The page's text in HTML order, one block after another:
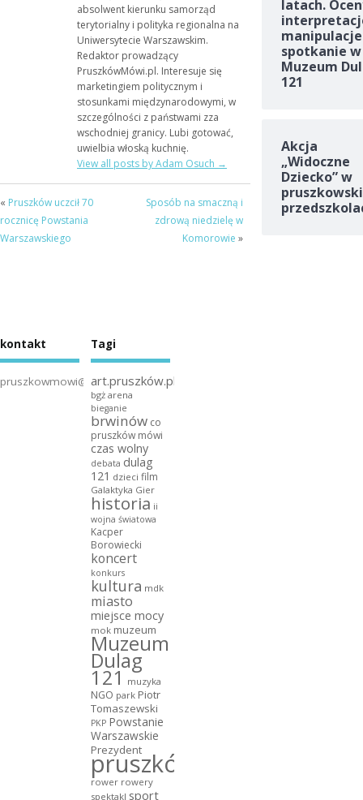
absolwent kierunku samorząd
terytorialny i polityka regionalna na
Uniwersytecie Warszawskim.
Redaktor prowadzący
PruszkówMówi.pl. Interesuje się
marketingiem politycznym i
stosunkami międzynarodowymi, w
szczególności z państwami zza
wschodniej granicy. Lubi gotować,
uwielbia włoską kuchnię.
View all posts by Adam Osuch →
« Pruszków uczcił 70
rocznicę Powstania
Warszawskiego
Sposób na smaczną i
zdrową niedzielę w
Komorowie »
latach.
spotkanie w
Muzeum
121
Akcja
„Widoczne
Dziecko” w
kontakt
pruszkowmowi@gmail.com
Tagi
art.pruszków.pl
bgż arena
bieganie
brwinów co
pruszków mówi
czas wolny
debata dulag
121 dzieci film
Galaktyka Gier
historia ii
wojna światowa
Kacper
Borowiecki
koncert
konkurs
kultura mdk
miasto
miejsce mocy
mok muzeum
Muzeum
Dulag
121 muzyka
NGO park Piotr
Tomaszewski
PKP Powstanie
Warszawskie
Prezydent
pruszków
rower rowery
spektakl sport